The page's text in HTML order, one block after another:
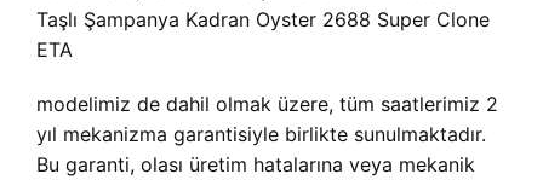
Taşlı Şampanya Kadran Oyster 2688 Super Clone
ETA
modelimiz de dahil olmak üzere, tüm saatlerimiz 2
yıl mekanizma garantisiyle birlikte sunulmaktadır.
Bu garanti, olası üretim hatalarına veya mekanik